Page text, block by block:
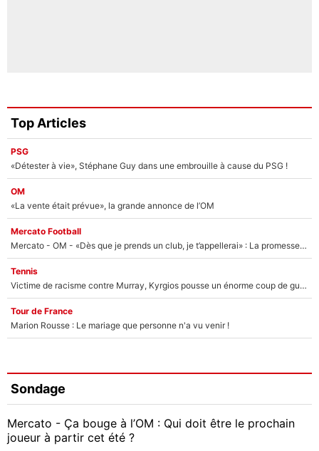
Top Articles
PSG
«Détester à vie», Stéphane Guy dans une embrouille à cause du PSG !
OM
«La vente était prévue», la grande annonce de l’OM
Mercato Football
Mercato - OM - «Dès que je prends un club, je t’appellerai» : La promesse de Marcelino au moment de claquer la porte
Tennis
Victime de racisme contre Murray, Kyrgios pousse un énorme coup de gueule !
Tour de France
Marion Rousse : Le mariage que personne n'a vu venir !
Sondage
Mercato - Ça bouge à l’OM : Qui doit être le prochain
joueur à partir cet été ?